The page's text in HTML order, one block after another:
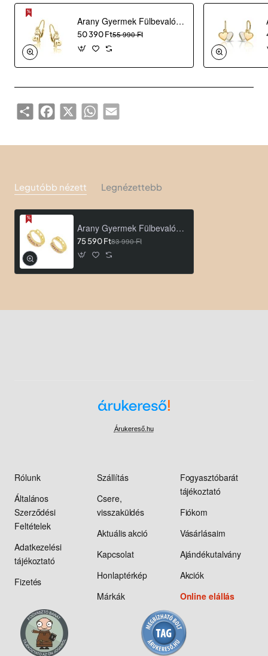
Arany Gyermek Fülbevaló AU 96433
50 390 Ft55 990 Ft
ShareFacebook
X WhatsAppEmail
Legutóbb nézett Legnézettebb
Arany Gyermek Fülbevaló AU 94600
75 590 Ft83 990 Ft
Árukereső.hu
Rólunk
Általános
Szerződési
Feltételek
Adatkezelési
tájékoztató
Fizetés
Szállítás
Csere,
visszaküldés
Aktuális akció
Kapcsolat
Honlaptérkép
Márkák
Fogyasztóbarát
tájékoztató
Fiókom
Vásárlásaim
Ajándékutalvány
Akciók
Online elállás